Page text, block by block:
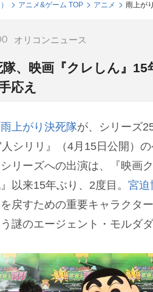
アニメ&ゲーム TOP アニメ 雨上が
オリコンニュース
、映画『クレしん』15
応え
雨上がり決死隊が、シリーズ
シリリ』（4月15日公開）
リーズへの出演は、『映画
以来15年ぶり、2度目。 宮迫
戻すための重要キャラクター
謎のエージェント・モルダダ